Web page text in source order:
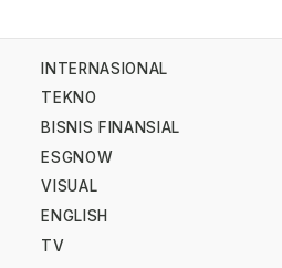
INTERNASIONAL
TEKNO
BISNIS FINANSIAL
ESGNOW
VISUAL
ENGLISH
TV